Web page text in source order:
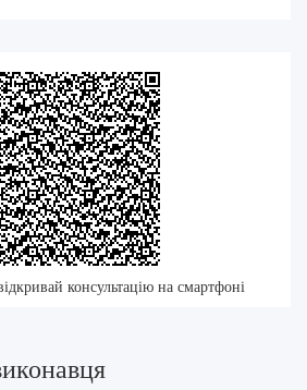
консультацію на смартфоні